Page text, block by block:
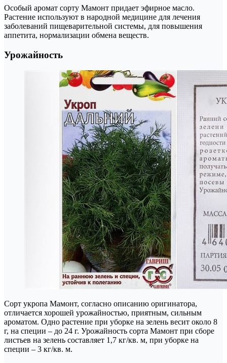
Особый аромат сорту Мамонт придает эфирное масло.
Растение используют в народной медицине для лечения
заболеваний пищеварительной системы, для повышения
аппетита, нормализации обмена веществ.
Урожайность
Сорт укропа Мамонт, согласно описанию оригинатора,
отличается хорошей урожайностью, приятным, сильным
ароматом. Одно растение при уборке на зелень весит около 8
г, на специи – до 24 г. Урожайность сорта Мамонт при сборе
листьев на зелень составляет 1,7 кг/кв. м, при уборке на
специи – 3 кг/кв. м.